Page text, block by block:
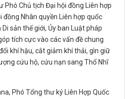
Phó Chủ tịch Đại hội đồng Liên hợp
đồng Nhân quyền Liên hợp quốc
sản thế giới, Ủy ban Luật pháp
tích cực vào các vấn đề chung
khí hậu, cắt giảm khí thải, gìn giữ
cứu hộ, cứu nạn sang Thổ Nhĩ
Phó Tổng thư ký Liên Hợp Quốc